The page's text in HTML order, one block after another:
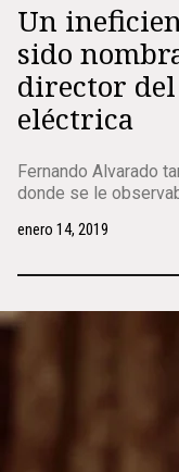
Un
sido
director
eléctrica
Fernando Alvarado
donde se le
enero 14, 2019